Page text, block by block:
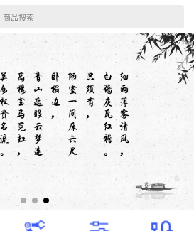
商品搜索